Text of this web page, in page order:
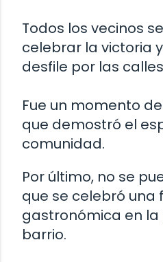
Todos los vecinos
celebrar la victoria
desfile por las
Fue un momento
que demostró el
comunidad.
Por último, no se
que se celebró una
gastronómica en
barrio.